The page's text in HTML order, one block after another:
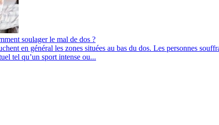
soulager le mal de dos ?
en général les zones situées au bas du dos. Les personnes
tel qu’un sport intense ou...